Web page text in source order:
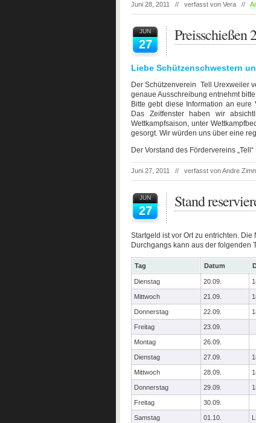
Juni 28, 2011 // verfasst von Vera //
JUN
27 Preisschießen
Liebe Schützenschwestern
Der Schützenverein Tell Urexweiler
genaue Ausschreibung entnehmt
Bitte gebt diese Information an
Das Zeitfenster haben wir
Wettkampfsaison, unter
gesorgt. Wir würden uns über eine
Der Vorstand des Fördervereins
Juni 27, 2011 // verfasst von Andre
JUN
27 Stand
Startgeld ist vor Ort zu entrichten.
Durchgangs kann aus der folgenden
Tag Datum
Dienstag 20.09.
Mittwoch 21.09.
Donnerstag 22.09.
Freitag 23.09.
Montag 26.09.
Dienstag 27.09.
Mittwoch 28.09.
Donnerstag 29.09.
Freitag 30.09.
Samstag 01.10.